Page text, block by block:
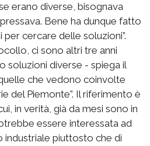
erano diverse, bisognava
Bene ha dunque fatto
cercare delle soluzioni”.
ci sono altri tre anni
soluzioni diverse - spiega il
che vedono coinvolte
del Piemonte”. Il riferimento è
in verità, già da mesi sono in
essere interessata ad
industriale piuttosto che di